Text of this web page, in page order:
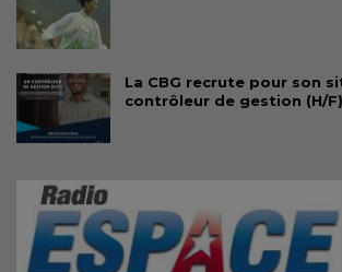
La CBG recrute pour son
contrôleur de gestion (H/F)